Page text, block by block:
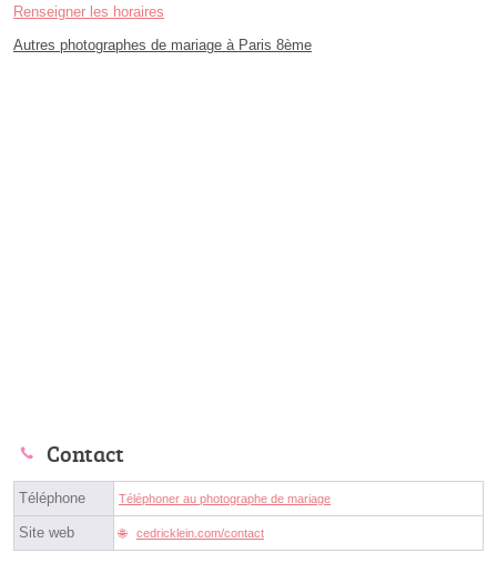
Renseigner les horaires
Autres photographes de mariage à Paris 8ème
Contact
Téléphone Téléphoner au photographe de mariage
Site web cedricklein.com/contact